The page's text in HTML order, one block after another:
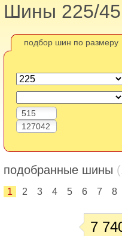
Шины 225/
подбор шин по размеру
подобранные шины
1 2 3 4 5 6 7 8
7